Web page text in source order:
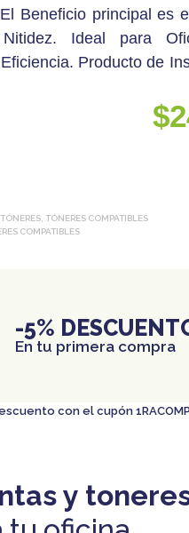
Beneficio principal es
Ideal para
Producto de
$
TÓNERES COMPATIBLES
COMPATIBLES
-5%
En tu primera compra
con el cupón
y